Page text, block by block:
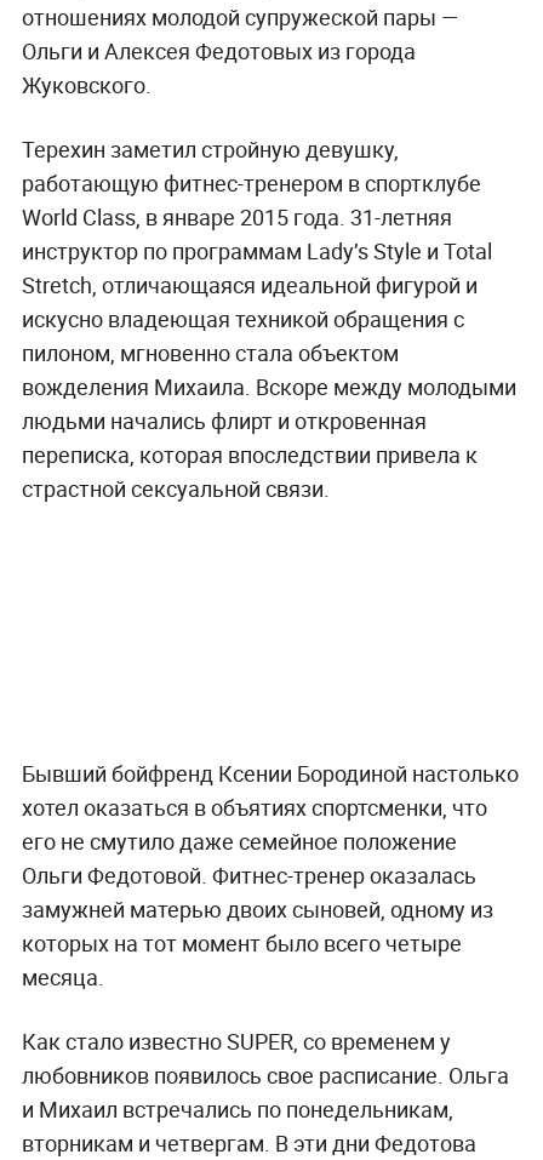
отношениях молодой супружеской пары —
Ольги и Алексея Федотовых из города
Жуковского.
Терехин заметил стройную девушку,
работающую фитнес-тренером в спортклубе
World Class, в январе 2015 года. 31-летняя
инструктор по программам Lady’s Style и Total
Stretch, отличающаяся идеальной фигурой и
искусно владеющая техникой обращения с
пилоном, мгновенно стала объектом
вожделения Михаила. Вскоре между молодыми
людьми начались флирт и откровенная
переписка, которая впоследствии привела к
страстной сексуальной связи.
Бывший бойфренд Ксении Бородиной настолько
хотел оказаться в объятиях спортсменки, что
его не смутило даже семейное положение
Ольги Федотовой. Фитнес-тренер оказалась
замужней матерью двоих сыновей, одному из
которых на тот момент было всего четыре
месяца.
Как стало известно SUPER, со временем у
любовников появилось свое расписание. Ольга
и Михаил встречались по понедельникам,
вторникам и четвергам. В эти дни Федотова